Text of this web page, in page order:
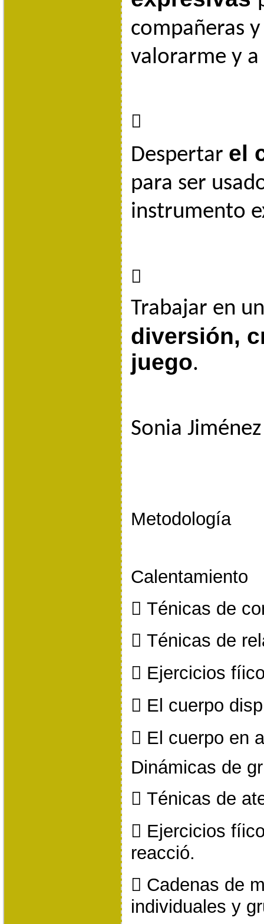
compañeras
valorarme y

Despertar el
para ser
instrumento

Trabajar en
diversión,
juego.
Sonia
Metodología
Calentamiento
 Ténicas de
 Ténicas de
 Ejercicios
 El cuerpo
 El cuerpo en
Dinámicas de
 Ténicas de
 Ejercicios
reacció.
 Cadenas de
individuales y